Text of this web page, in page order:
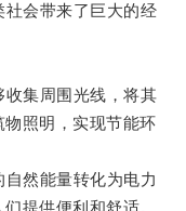
会带来了巨大的经
集周围光线，将其
照明，实现节能环
然能量转化为电力